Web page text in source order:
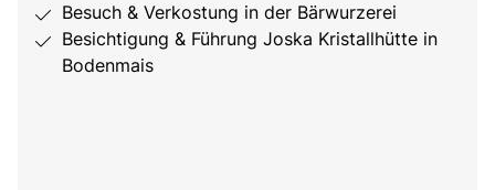
Besuch & Verkostung in der Bärwurzerei
Besichtigung & Führung Joska Kristallhütte in
Bodenmais